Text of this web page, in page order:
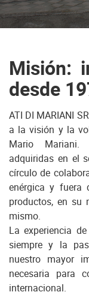
Misión:
desde
ATI DI MARIANI
a la visión y la
Mario Mariani.
adquiridas en el
círculo de
enérgica y fuera
productos, en su
mismo.
La experiencia
siempre y la
nuestro mayor
necesaria para
internacional.